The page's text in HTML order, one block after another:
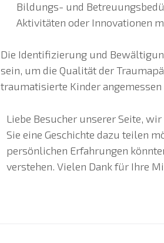
Bildungs- und
Aktivitäten oder Innovationen
Die Identifizierung und
sein, um die Qualität der
traumatisierte Kinder
Liebe Besucher unserer Seite,
Sie eine Geschichte dazu teilen
persönlichen Erfahrungen
verstehen. Vielen Dank für Ihre